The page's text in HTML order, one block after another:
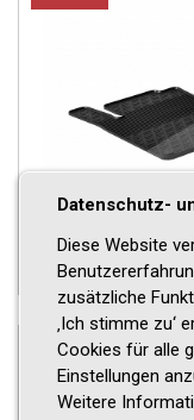
Datenschutz-
Diese Website
zusätzliche
‚Ich stimme zu‘
Cookies für alle
Einstellungen
Weitere